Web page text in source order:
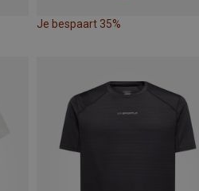
Je bespaart 35%